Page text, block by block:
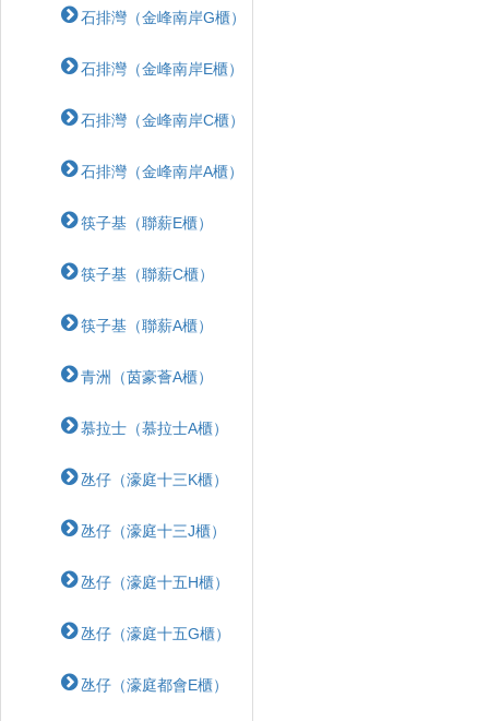
石排灣（金峰南岸G櫃）
石排灣（金峰南岸E櫃）
石排灣（金峰南岸C櫃）
石排灣（金峰南岸A櫃）
筷子基（聯薪E櫃）
筷子基（聯薪C櫃）
筷子基（聯薪A櫃）
青洲（茵豪薈A櫃）
慕拉士（慕拉士A櫃）
氹仔（濠庭十三K櫃）
氹仔（濠庭十三J櫃）
氹仔（濠庭十五H櫃）
氹仔（濠庭十五G櫃）
氹仔（濠庭都會E櫃）